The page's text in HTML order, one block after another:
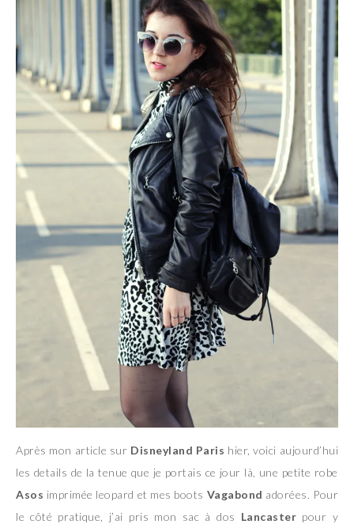
Après mon article sur Disneyland Paris hier, voici aujourd’hui
les details de la tenue que je portais ce jour là, une petite robe
Asos imprimée leopard et mes boots Vagabond adorées. Pour
le côté pratique, j’ai pris mon sac à dos Lancaster pour y